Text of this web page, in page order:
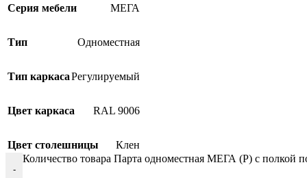
Серия мебели МЕГА
Тип Одноместная
Тип каркасаРегулируемый
Цвет каркаса RAL 9006
Цвет столешницы Клен
-
Количество товара Парта одноместная МЕГА (Р) с полкой